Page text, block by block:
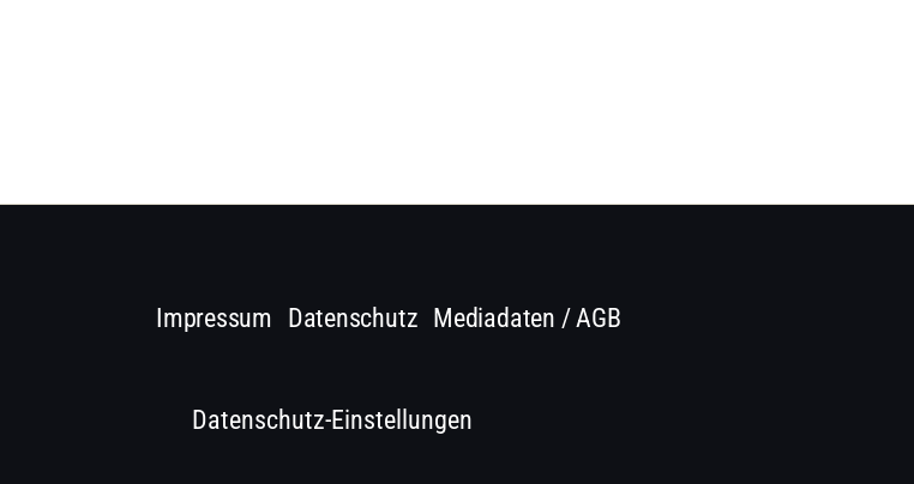
Impressum Datenschutz Mediadaten / AGB
Datenschutz-Einstellungen